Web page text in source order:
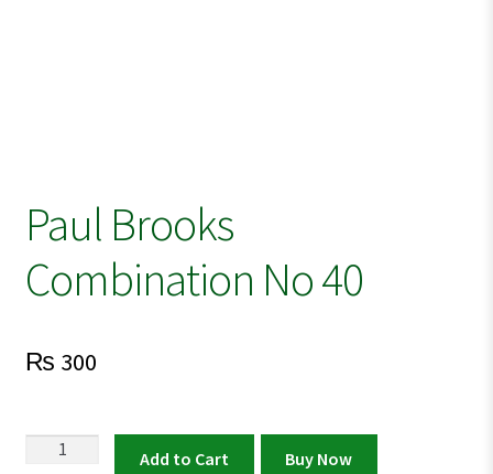
Paul Brooks
Combination No 40
₨ 300
Add to Cart Buy Now